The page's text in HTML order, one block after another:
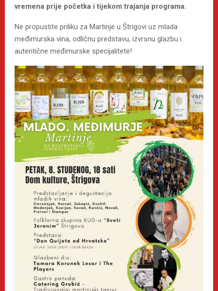
vremena prije početka i tijekom trajanja programa.
Ne propustite priliku za Martinje u Štrigovi uz mlada
međimurska vina, odličnu predstavu, izvrsnu glazbu i
autentične međimurske specijalitete!